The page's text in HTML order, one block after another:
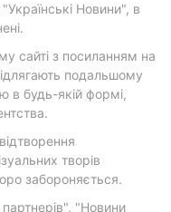
Новини", в
сайті з посиланням на
подальшому
в будь-якій формі,
творів
забороняється.
"Новини